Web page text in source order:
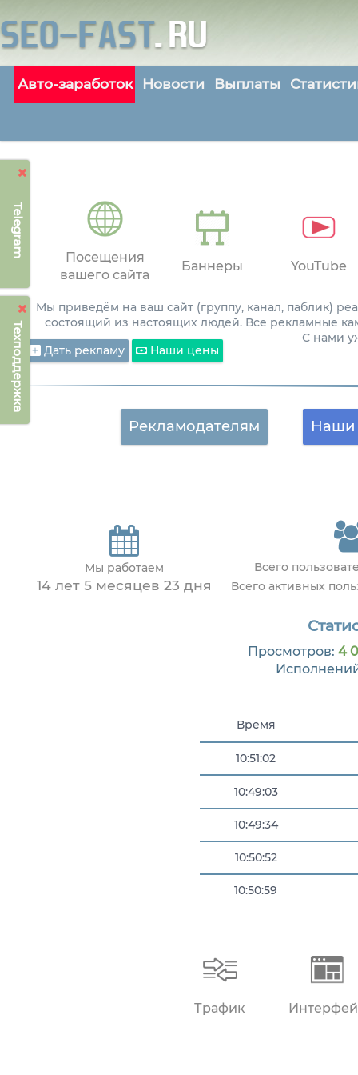
Telegram
Техподдержка
Авто-заработок Новости Выплаты
Посещения
вашего сайта
Баннеры YouTube
Мы приведём на ваш сайт (группу, канал, паблик)
состоящий из настоящих людей. Все рекламные
С нами
Дать рекламу
Наши цены
Рекламодателям Наши
Мы работаем
14 лет 5 месяцев 23 дня
Всего
Всего активных
Просмотров: 4
Время
10:51:02
10:49:03
10:49:34
10:50:52
10:50:59
Трафик